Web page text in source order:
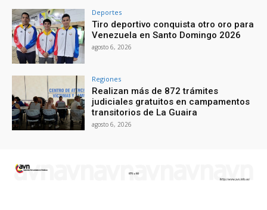
Deportes
Tiro deportivo conquista otro oro para
Venezuela en Santo Domingo 2026
agosto 6, 2026
Regiones
Realizan más de 872 trámites
judiciales gratuitos en campamentos
transitorios de La Guaira
agosto 6, 2026